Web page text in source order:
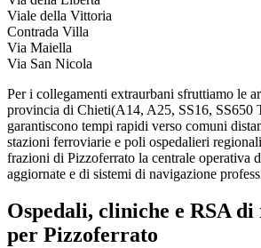
Viale della Vittoria
Contrada Villa
Via Maiella
Via San Nicola
Per i collegamenti extraurbani sfruttiamo le
provincia di Chieti(A14, A25, SS16, SS650
garantiscono tempi rapidi verso comuni
stazioni ferroviarie e poli ospedalieri
frazioni di Pizzoferrato la centrale operativa
aggiornate e di sistemi di navigazione
Ospedali, cliniche e RSA
per Pizzoferrato